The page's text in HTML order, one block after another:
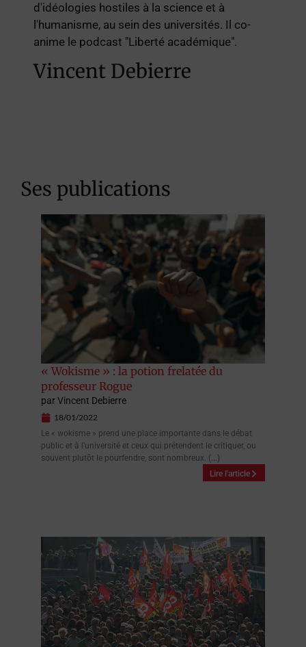
Vincent Debierre
d'idéologies hostiles à la science et à
l'humanisme, au sein des universités. Il co-
anime le podcast "Liberté académique".
Ses publications
« Wokisme » : la potion frelatée du
professeur Rogue
parVincent Debierre
18/01/2022
Le « wokisme » prend une place importante dans le débat
public et à l'université et ceux qui prétendent le critiquer, ou
souvent plutôt le pourfendre, sont nombreux. (...)
Lire l'article